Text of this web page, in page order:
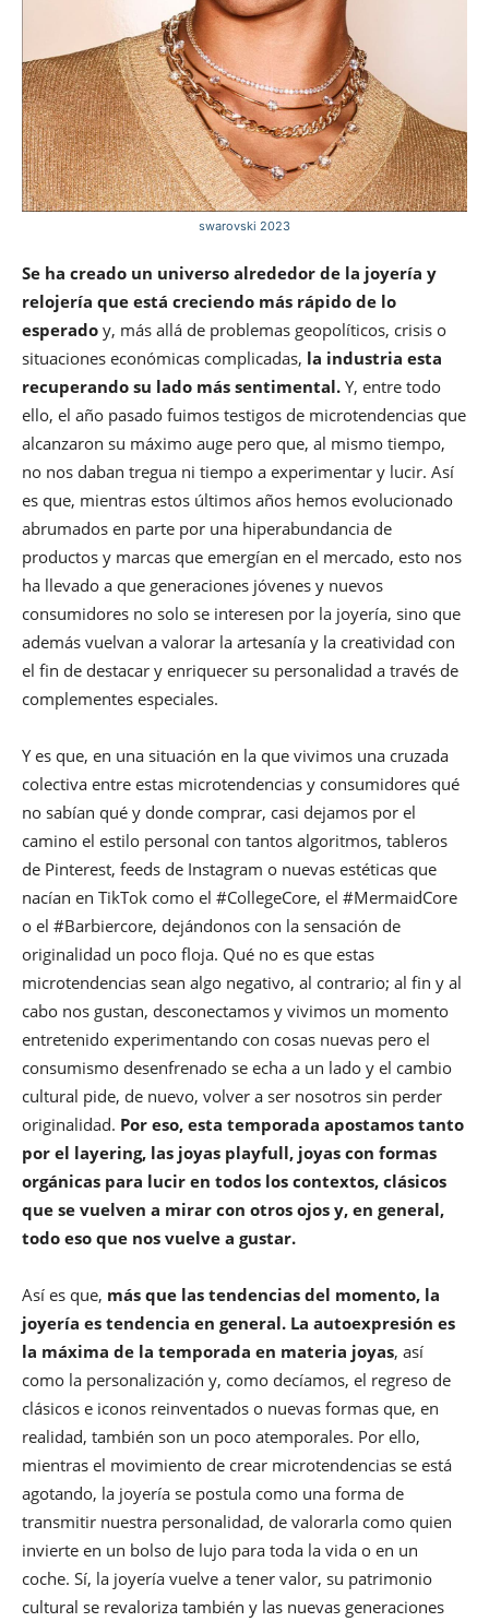
swarovski 2023
Se ha creado un universo alrededor de la joyería y
relojería que está creciendo más rápido de lo
esperado y, más allá de problemas geopolíticos, crisis o
situaciones económicas complicadas, la industria esta
recuperando su lado más sentimental. Y, entre todo
ello, el año pasado fuimos testigos de microtendencias que
alcanzaron su máximo auge pero que, al mismo tiempo,
no nos daban tregua ni tiempo a experimentar y lucir. Así
es que, mientras estos últimos años hemos evolucionado
abrumados en parte por una hiperabundancia de
productos y marcas que emergían en el mercado, esto nos
ha llevado a que generaciones jóvenes y nuevos
consumidores no solo se interesen por la joyería, sino que
además vuelvan a valorar la artesanía y la creatividad con
el fin de destacar y enriquecer su personalidad a través de
complementes especiales.
Y es que, en una situación en la que vivimos una cruzada
colectiva entre estas microtendencias y consumidores qué
no sabían qué y donde comprar, casi dejamos por el
camino el estilo personal con tantos algoritmos, tableros
de Pinterest, feeds de Instagram o nuevas estéticas que
nacían en TikTok como el #CollegeCore, el #MermaidCore
o el #Barbiercore, dejándonos con la sensación de
originalidad un poco floja. Qué no es que estas
microtendencias sean algo negativo, al contrario; al fin y al
cabo nos gustan, desconectamos y vivimos un momento
entretenido experimentando con cosas nuevas pero el
consumismo desenfrenado se echa a un lado y el cambio
cultural pide, de nuevo, volver a ser nosotros sin perder
originalidad. Por eso, esta temporada apostamos tanto
por el layering, las joyas playfull, joyas con formas
orgánicas para lucir en todos los contextos, clásicos
que se vuelven a mirar con otros ojos y, en general,
todo eso que nos vuelve a gustar.
Así es que, más que las tendencias del momento, la
joyería es tendencia en general. La autoexpresión es
la máxima de la temporada en materia joyas, así
como la personalización y, como decíamos, el regreso de
clásicos e iconos reinventados o nuevas formas que, en
realidad, también son un poco atemporales. Por ello,
mientras el movimiento de crear microtendencias se está
agotando, la joyería se postula como una forma de
transmitir nuestra personalidad, de valorarla como quien
invierte en un bolso de lujo para toda la vida o en un
coche. Sí, la joyería vuelve a tener valor, su patrimonio
cultural se revaloriza también y las nuevas generaciones